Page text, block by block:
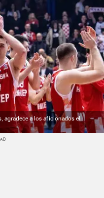
agradece a los aficionados el